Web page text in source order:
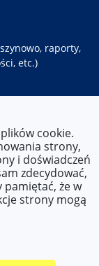
raporty,
etc.)
cookie.
strony,
i doświadczeń
zdecydować,
pamiętać, że w
strony mogą